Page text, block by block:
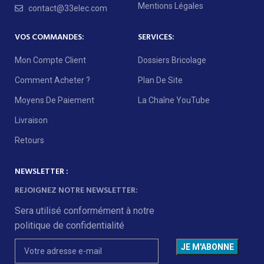
contact@33elec.com
Mentions Légales
VOS COMMANDES:
Mon Compte Client
Comment Acheter ?
Moyens De Paiement
Livraison
Retours
SERVICES:
Dossiers Bricolage
Plan De Site
La Chaîne YouTube
NEWSLETTER :
REJOIGNEZ NOTRE NEWSLETTER:
Sera utilisé conformément à notre
politique de confidentialité